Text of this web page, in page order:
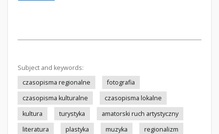
Subject and keywords:
czasopisma regionalne
fotografia
czasopisma kulturalne
czasopisma lokalne
kultura
turystyka
amatorski ruch artystyczny
literatura
plastyka muzyka
regionalizm